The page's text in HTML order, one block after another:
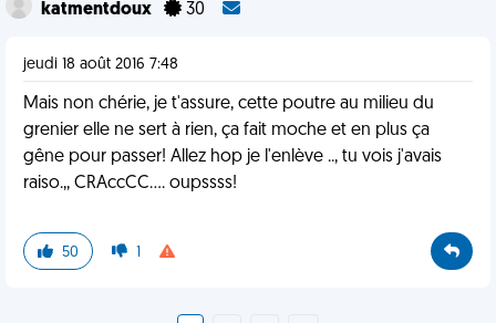
katmentdoux 30
jeudi 18 août 2016 7:48
Mais non chérie, je t'assure, cette poutre au milieu du
grenier elle ne sert à rien, ça fait moche et en plus ça
gêne pour passer! Allez hop je l'enlève .., tu vois j'avais
raiso.,, CRAccCC.... oupssss!
50 1